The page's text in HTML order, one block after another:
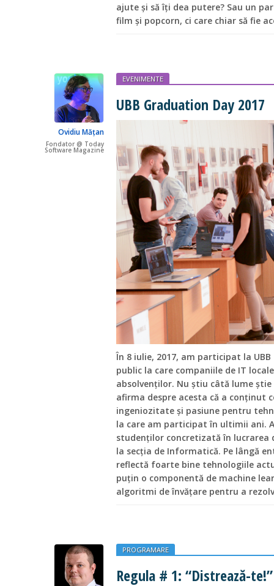
ajute și să îți dea putere? Sau un
film și popcorn, ci care chiar să fie
Ovidiu Mățan
Fondator @ Today
Software Magazine
EVENIMENTE
UBB Graduation Day 2017
În 8 iulie, 2017, am participat la
public la care companiile de IT
absolvenților. Nu știu câtă lume
afirma despre acesta că a conținut
ingeniozitate și pasiune pentru
la care am participat în ultimii ani.
studenților concretizată în lucrarea
la secția de Informatică. Pe lângă
reflectă foarte bine tehnologiile
puțin o componentă de machine
algoritmi de învățare pentru a
PROGRAMARE
Regula # 1: “Distrează-te!”